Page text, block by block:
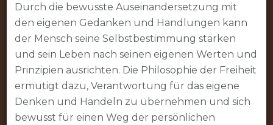
Durch die bewusste Auseinandersetzung mit
den eigenen Gedanken und Handlungen kann
der Mensch seine Selbstbestimmung stärken
und sein Leben nach seinen eigenen Werten und
Prinzipien ausrichten. Die Philosophie der Freiheit
ermutigt dazu, Verantwortung für das eigene
Denken und Handeln zu übernehmen und sich
bewusst für einen Weg der persönlichen